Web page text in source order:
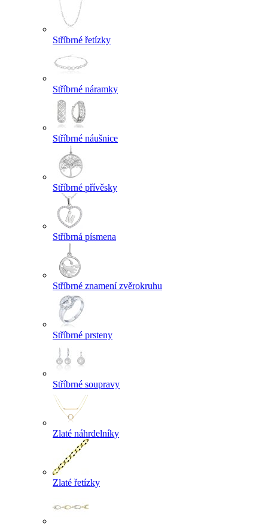
Stříbrné řetízky
Stříbrné náramky
Stříbrné náušnice
Stříbrné přívěsky
Stříbrná písmena
Stříbrné znamení zvěrokruhu
Stříbrné prsteny
Stříbrné soupravy
Zlaté náhrdelníky
Zlaté řetízky